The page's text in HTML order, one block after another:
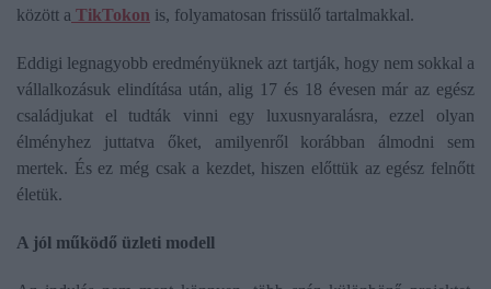
között a TikTokon is, folyamatosan frissülő tartalmakkal.
Eddigi legnagyobb eredményüknek azt tartják, hogy nem sokkal a
vállalkozásuk elindítása után, alig 17 és 18 évesen már az egész
családjukat el tudták vinni egy luxusnyaralásra, ezzel olyan
élményhez juttatva őket, amilyenről korábban álmodni sem
mertek. És ez még csak a kezdet, hiszen előttük az egész felnőtt
életük.
A jól működő üzleti modell